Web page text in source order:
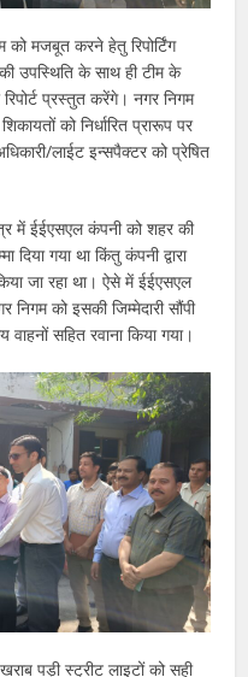
को मजबूत करने हेतु रिपोर्टिंग
उपस्थिति के साथ ही टीम के
प्रस्तुत करेंगे। नगर निगम
को निर्धारित प्रारूप पर
लाईट इन्सपैक्टर को प्रेषित
में ईईएसएल कंपनी को शहर की
गया था किंतु कंपनी द्वारा
जा रहा था। ऐसे में ईईएसएल
को इसकी जिम्मेदारी सौंपी
सहित रवाना किया गया।
पड़ी स्ट्रीट लाइटों को सही